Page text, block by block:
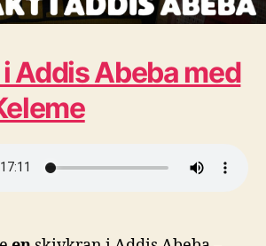
Addis Abeba med